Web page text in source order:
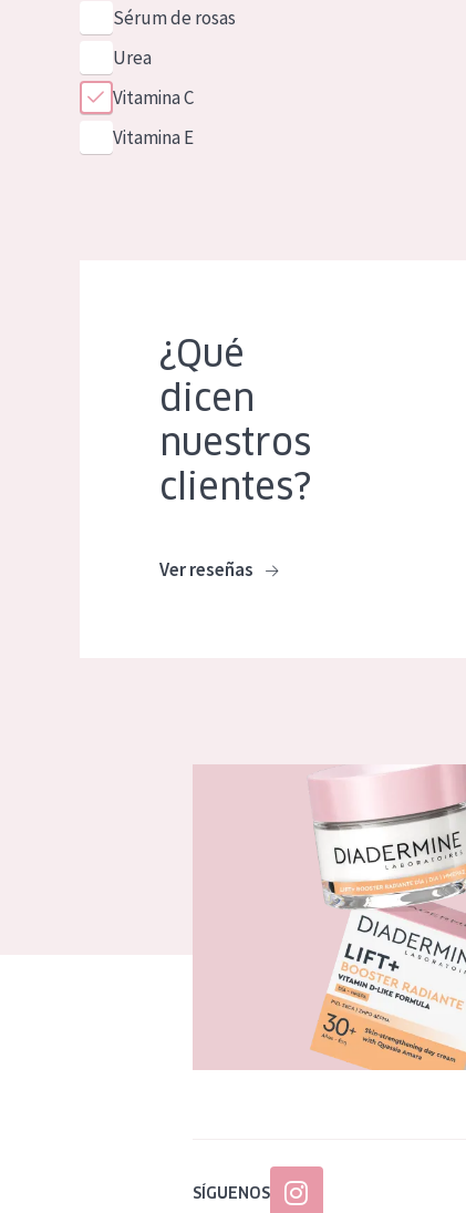
Sérum de rosas
Urea
Vitamina C
Vitamina E
¿Qué
dicen
nuestros
clientes?
Ver reseñas
SÍGUENOS